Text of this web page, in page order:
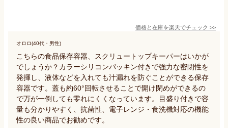
価格と在庫を楽天でチェック >>
オロロ(40代・男性)
こちらの食品保存容器、スクリュートップキーパーはいかが
でしょうか？カラーシリコンパッキン付きで強力な密閉性を
発揮し、液体などを入れても汁漏れを防ぐことができる保存
容器です。蓋も約60°回転させることで開け閉めができるの
で万が一倒しても零れにくくなっています。目盛り付きで容
量も分かりやすく、抗菌性、電子レンジ・食洗機対応の機能
性の良い商品でお勧めです。